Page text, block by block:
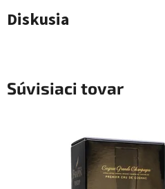
Diskusia
Súvisiaci tovar